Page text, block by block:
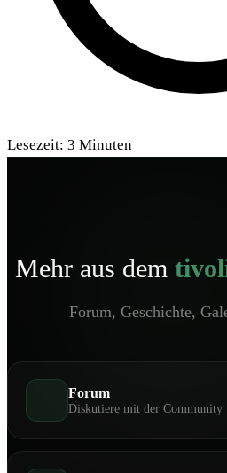
Lesezeit: 3 Minuten
Mehr aus dem
Forum, Geschichte,
Forum
Diskutiere mit der Community